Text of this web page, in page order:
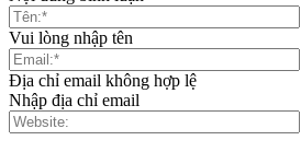
Vui lòng nhập tên
Địa chỉ email không hợp lệ
Nhập địa chỉ email